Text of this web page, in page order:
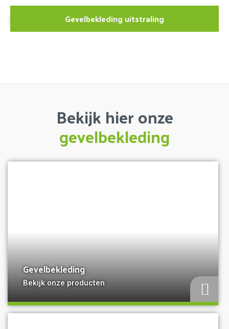
Gevelbekleding uitstraling
Bekijk hier onze
gevelbekleding
Gevelbekleding
Bekijk onze producten